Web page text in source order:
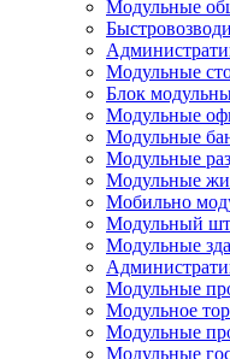
Модульные
Модульные
Блок
Модульные
Модульные
Модульные
Модульные
Мобильно
Модульный
Модульные
Модульные
Модульное
Модульные
Модульные